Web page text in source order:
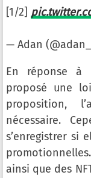
[1/2]
— Adan
En réponse à
proposé une
proposition,
nécessaire.
s’enregistrer si
ainsi que des